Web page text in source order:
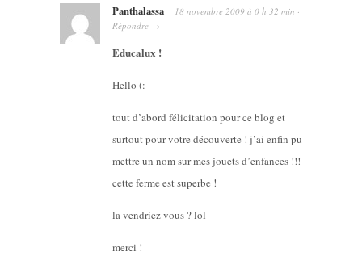
Panthalassa 18 novembre 2009 à 0 h 32 min ·
Répondre →
Educalux !
Hello (:
tout d’abord félicitation pour ce blog et
surtout pour votre découverte ! j’ai enfin pu
mettre un nom sur mes jouets d’enfances !!!
cette ferme est superbe !
la vendriez vous ? lol
merci !